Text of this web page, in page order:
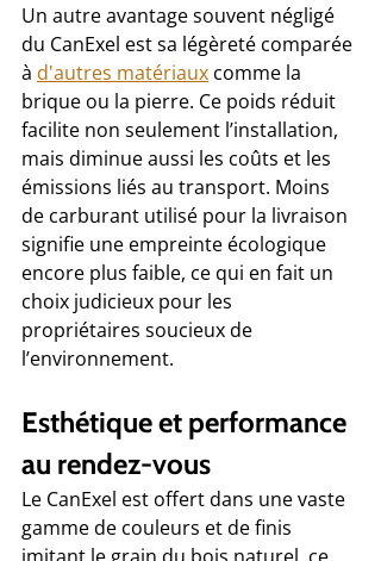
Un autre avantage souvent négligé
du CanExel est sa légèreté comparée
à d'autres matériaux comme la
brique ou la pierre. Ce poids réduit
facilite non seulement l’installation,
mais diminue aussi les coûts et les
émissions liés au transport. Moins
de carburant utilisé pour la livraison
signifie une empreinte écologique
encore plus faible, ce qui en fait un
choix judicieux pour les
propriétaires soucieux de
l’environnement.
Esthétique et performance
au rendez-vous
Le CanExel est offert dans une vaste
gamme de couleurs et de finis